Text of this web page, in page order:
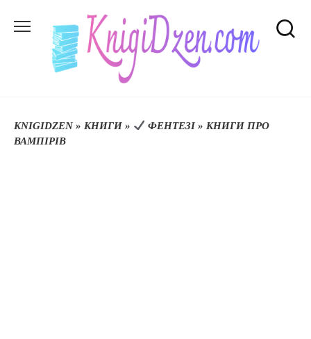
до
KNIGIDZEN» КНИГИ » ФЕНТЕЗІ» КНИГИ ПРО
ВАМПІРІВ